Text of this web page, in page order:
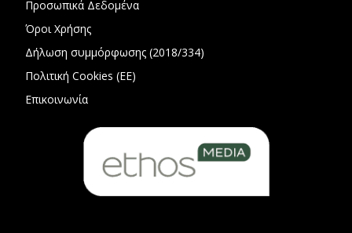
Προσωπικά Δεδομένα
Όροι Χρήσης
Δήλωση συμμόρφωσης (2018/334)
Πολιτική Cookies (ΕΕ)
Επικοινωνία